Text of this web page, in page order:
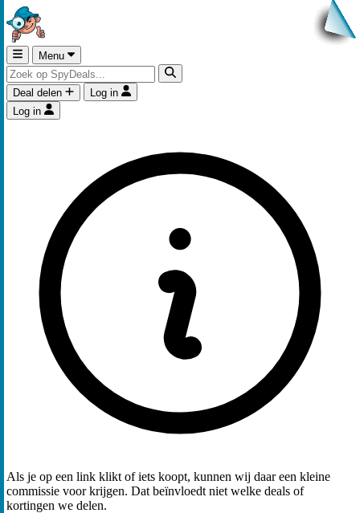
Menu
Deal delen
Log in
Log in
Als je op een link klikt of iets koopt, kunnen wij daar een kleine
commissie voor krijgen. Dat beïnvloedt niet welke deals of
kortingen we delen.